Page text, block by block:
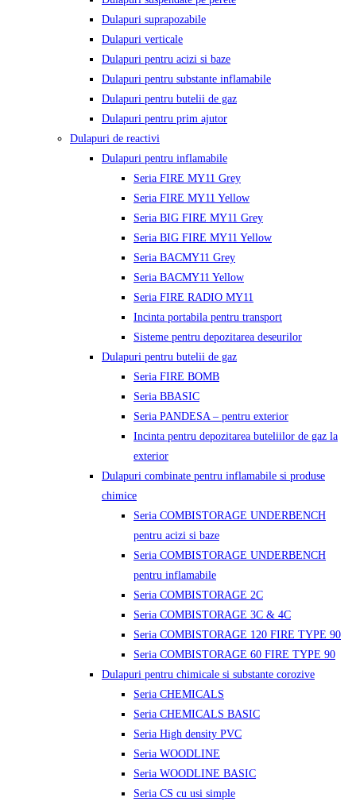
Dulapuri suprapozabile
Dulapuri verticale
Dulapuri pentru acizi si baze
Dulapuri pentru substante inflamabile
Dulapuri pentru butelii de gaz
Dulapuri pentru prim ajutor
Dulapuri de reactivi
Dulapuri pentru inflamabile
Seria FIRE MY11 Grey
Seria FIRE MY11 Yellow
Seria BIG FIRE MY11 Grey
Seria BIG FIRE MY11 Yellow
Seria BACMY11 Grey
Seria BACMY11 Yellow
Seria FIRE RADIO MY11
Incinta portabila pentru transport
Sisteme pentru depozitarea deseurilor
Dulapuri pentru butelii de gaz
Seria FIRE BOMB
Seria BBASIC
Seria PANDESA – pentru exterior
Incinta pentru depozitarea buteliilor de gaz la
exterior
Dulapuri combinate pentru inflamabile si produse
chimice
Seria COMBISTORAGE UNDERBENCH
pentru acizi si baze
Seria COMBISTORAGE UNDERBENCH
pentru inflamabile
Seria COMBISTORAGE 2C
Seria COMBISTORAGE 3C & 4C
Seria COMBISTORAGE 120 FIRE TYPE 90
Seria COMBISTORAGE 60 FIRE TYPE 90
Dulapuri pentru chimicale si substante corozive
Seria CHEMICALS
Seria CHEMICALS BASIC
Seria High density PVC
Seria WOODLINE
Seria WOODLINE BASIC
Seria CS cu usi simple